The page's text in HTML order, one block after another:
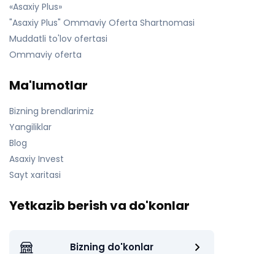
«Asaxiy Plus»
"Asaxiy Plus" Ommaviy Oferta Shartnomasi
Muddatli to'lov ofertasi
Ommaviy oferta
Ma'lumotlar
Bizning brendlarimiz
Yangiliklar
Blog
Asaxiy Invest
Sayt xaritasi
Yetkazib berish va do'konlar
Bizning do'konlar